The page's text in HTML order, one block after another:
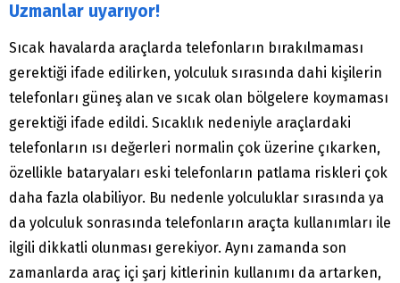
Uzmanlar uyarıyor!
Sıcak havalarda araçlarda telefonların bırakılmaması
gerektiği ifade edilirken, yolculuk sırasında dahi kişilerin
telefonları güneş alan ve sıcak olan bölgelere koymaması
gerektiği ifade edildi. Sıcaklık nedeniyle araçlardaki
telefonların ısı değerleri normalin çok üzerine çıkarken,
özellikle bataryaları eski telefonların patlama riskleri çok
daha fazla olabiliyor. Bu nedenle yolculuklar sırasında ya
da yolculuk sonrasında telefonların araçta kullanımları ile
ilgili dikkatli olunması gerekiyor. Aynı zamanda son
zamanlarda araç içi şarj kitlerinin kullanımı da artarken,